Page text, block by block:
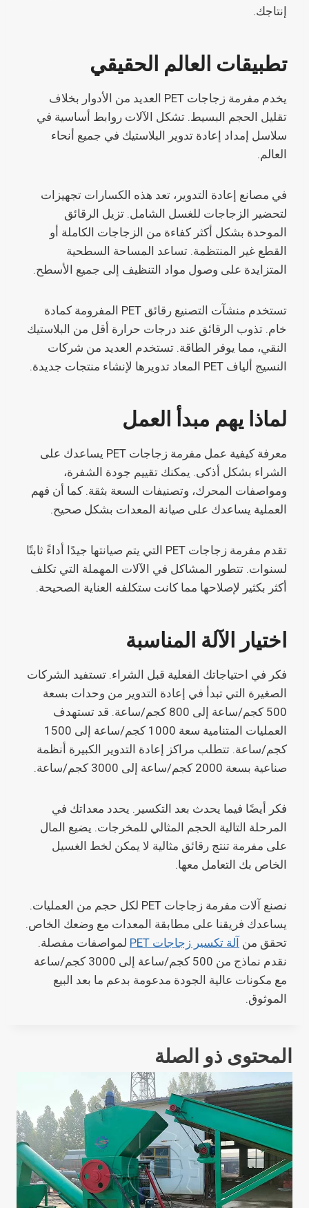
إنتاجك.
تطبيقات العالم الحقيقي
يخدم مفرمة زجاجات PET العديد من الأدوار بخلاف
تقليل الحجم البسيط. تشكل الآلات روابط أساسية في
سلاسل إمداد إعادة تدوير البلاستيك في جميع أنحاء
العالم.
في مصانع إعادة التدوير، تعد هذه الكسارات تجهيزات
لتحضير الزجاجات للغسل الشامل. تزيل الرقائق
الموحدة بشكل أكثر كفاءة من الزجاجات الكاملة أو
القطع غير المنتظمة. تساعد المساحة السطحية
المتزايدة على وصول مواد التنظيف إلى جميع الأسطح.
تستخدم منشآت التصنيع رقائق PET المفرومة كمادة
خام. تذوب الرقائق عند درجات حرارة أقل من البلاستيك
النقي، مما يوفر الطاقة. تستخدم العديد من شركات
النسيج ألياف PET المعاد تدويرها لإنشاء منتجات جديدة.
لماذا يهم مبدأ العمل
معرفة كيفية عمل مفرمة زجاجات PET يساعدك على
الشراء بشكل أذكى. يمكنك تقييم جودة الشفرة،
ومواصفات المحرك، وتصنيفات السعة بثقة. كما أن فهم
العملية يساعدك على صيانة المعدات بشكل صحيح.
تقدم مفرمة زجاجات PET التي يتم صيانتها جيدًا أداءً ثابتًا
لسنوات. تتطور المشاكل في الآلات المهملة التي تكلف
أكثر بكثير لإصلاحها مما كانت ستكلفه العناية الصحيحة.
اختيار الآلة المناسبة
فكر في احتياجاتك الفعلية قبل الشراء. تستفيد الشركات
الصغيرة التي تبدأ في إعادة التدوير من وحدات بسعة
500 كجم/ساعة إلى 800 كجم/ساعة. قد تستهدف
العمليات المتنامية سعة 1000 كجم/ساعة إلى 1500
كجم/ساعة. تتطلب مراكز إعادة التدوير الكبيرة أنظمة
صناعية بسعة 2000 كجم/ساعة إلى 3000 كجم/ساعة.
فكر أيضًا فيما يحدث بعد التكسير. يحدد معداتك في
المرحلة التالية الحجم المثالي للمخرجات. يضيع المال
على مفرمة تنتج رقائق مثالية لا يمكن لخط الغسيل
الخاص بك التعامل معها.
نصنع آلات مفرمة زجاجات PET لكل حجم من العمليات.
يساعدك فريقنا على مطابقة المعدات مع وضعك الخاص.
تحقق من آلة تكسير زجاجات PET
لمواصفات مفصلة.
نقدم نماذج من 500 كجم/ساعة إلى 3000 كجم/ساعة
مع مكونات عالية الجودة مدعومة بدعم ما بعد البيع
الموثوق.
المحتوى ذو الصلة